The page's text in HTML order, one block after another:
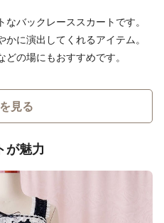
バックレーススカートです。
かに演出してくれるアイテム。
の場にもおすすめです。
見る
が魅力